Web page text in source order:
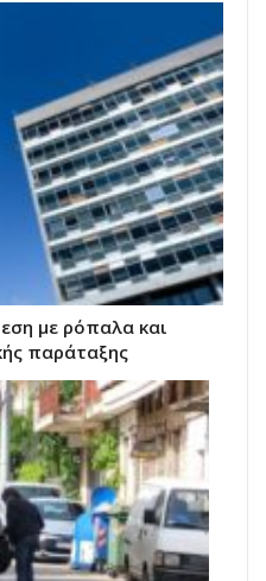
με ρόπαλα και
παράταξης